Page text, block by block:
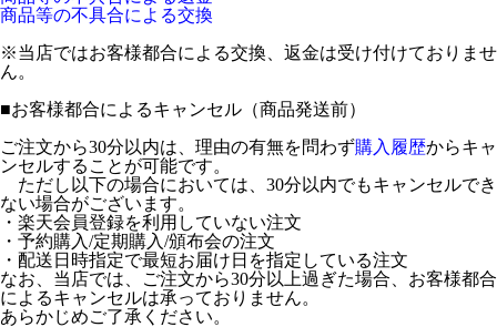
商品等の不具合による交換
※当店ではお客様都合による交換、返金は受け付けておりませ
ん。
■お客様都合によるキャンセル（商品発送前）
ご注文から30分以内は、理由の有無を問わず購入履歴からキャ
ンセルすることが可能です。
ただし以下の場合においては、30分以内でもキャンセルでき
ない場合がございます。
・楽天会員登録を利用していない注文
・予約購入/定期購入/頒布会の注文
・配送日時指定で最短お届け日を指定している注文
なお、当店では、ご注文から30分以上過ぎた場合、お客様都合
によるキャンセルは承っておりません。
あらかじめご了承ください。